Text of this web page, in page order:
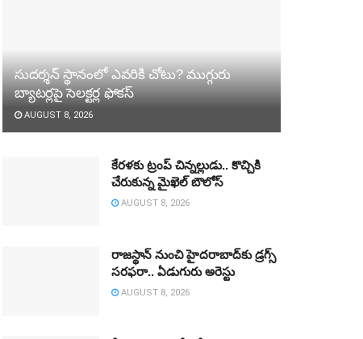
సుదర్శన్‌ స్థానంలో ఎవరికి చోటు? ముగ్గురు
బ్యాటర్లపై సెలక్టర్ల ఫోకస్‌
AUGUST 8, 2026
కేరళకు ట్రంప్‌ చిన్నల్లుడు.. కొచ్చికి
చేరుకున్న మైఖెల్‌ బౌలోస్‌
AUGUST 8, 2026
రాజస్థాన్‌ నుంచి హైదరాబాద్‌కు డ్రగ్స్‌
సరఫరా.. ఏడుగురు అరెస్టు
AUGUST 8, 2026